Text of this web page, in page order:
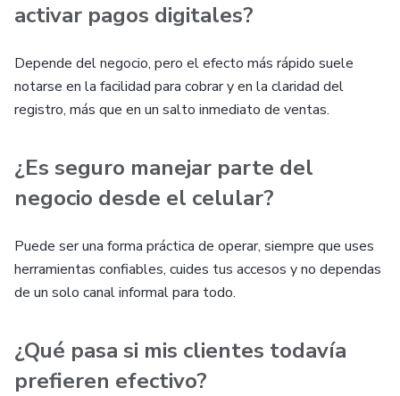
activar pagos digitales?
Depende del negocio, pero el efecto más rápido suele
notarse en la facilidad para cobrar y en la claridad del
registro, más que en un salto inmediato de ventas.
¿Es seguro manejar parte del
negocio desde el celular?
Puede ser una forma práctica de operar, siempre que uses
herramientas confiables, cuides tus accesos y no dependas
de un solo canal informal para todo.
¿Qué pasa si mis clientes todavía
prefieren efectivo?